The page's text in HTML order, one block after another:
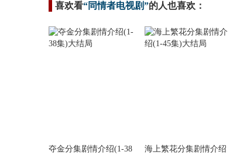
喜欢看“同情者电视剧”的人也喜欢：
夺金分集剧情介绍(1-38
海上繁花分集剧情介绍